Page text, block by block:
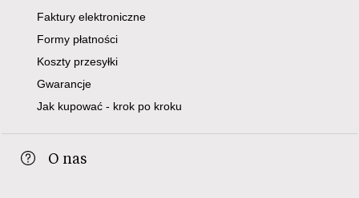
Faktury elektroniczne
Formy płatności
Koszty przesyłki
Gwarancje
Jak kupować - krok po kroku
O nas